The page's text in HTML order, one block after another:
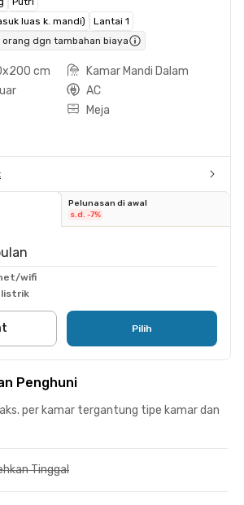
luas k. mandi)
Lantai 1
dgn tambahan biaya
cm
Kamar Mandi Dalam
AC
Meja
Pelunasan di awal
s.d. -7%
wifi
listrik
Pilih
Penghuni
per kamar tergantung tipe kamar dan
Tinggal